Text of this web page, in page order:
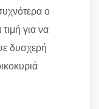
ο
για να
δυσχερή